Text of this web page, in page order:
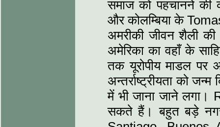
समाज को पहचानने
और कोलम्बिया के
अमरीकी जीवन शैली
अमेरिका का वहाँ के
तक यूरोपीय माडल पर
अन्तर्राष्ट्रीयता को
में भी जाना जाने
सकते हैं। बहुत बड़े